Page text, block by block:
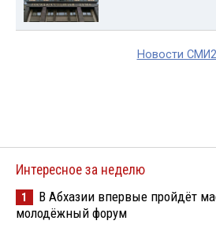
Новости СМИ2
Интересное за неделю
1
В Абхазии впервые пройдёт
молодёжный форум